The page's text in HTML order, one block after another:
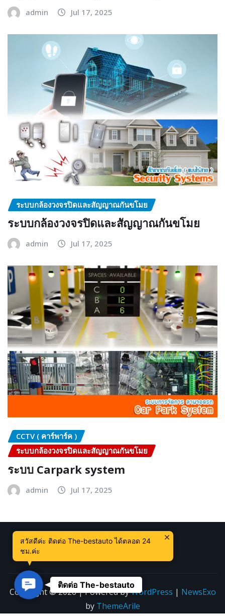
admin Jul 17, 2025
ระบบกล้องวงจรปิดและสัญญาณกันขโมย
ระบบกล้องวงจรปิดและสัญญาณกันขโมย
admin Jul 17, 2025
CCTV ( คาร์พาร์ค )
ระบบกล้องวงจรปิดและสัญญาณกันขโมย
ระบบ Carpark system
admin Jul 17, 2025
Copyright © 2026 | Powered byWordPress | NewsExo
by ThemeArile
Contact Usติดต่อ The-bestauto
สวัสดีค่ะ ติดต่อ The-bestauto ได้ตลอด 24
ชม.ค่ะ